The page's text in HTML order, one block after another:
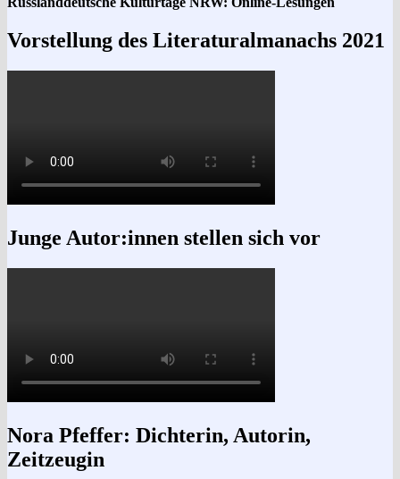
Vorstellung des Literaturalmanachs 2021
Junge Autor:innen stellen sich vor
Nora Pfeffer: Dichterin, Autorin,
Zeitzeugin